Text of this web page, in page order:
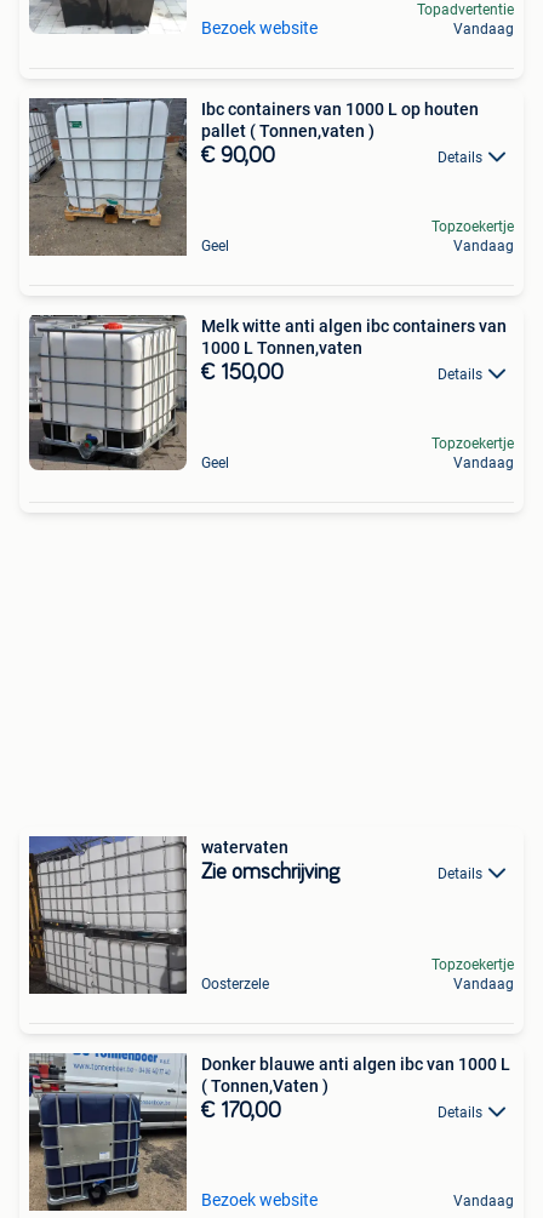
Bezoek website
Topadvertentie
Vandaag
Ibc containers van 1000 L op houten
pallet ( Tonnen,vaten )
€ 90,00 Details
Geel
Topzoekertje
Vandaag
Melk witte anti algen ibc containers van
1000 L Tonnen,vaten
€ 150,00 Details
Geel
Topzoekertje
Vandaag
watervaten
Zie omschrijving Details
Oosterzele
Topzoekertje
Vandaag
Donker blauwe anti algen ibc van 1000 L
( Tonnen,Vaten )
€ 170,00 Details
Bezoek website Vandaag